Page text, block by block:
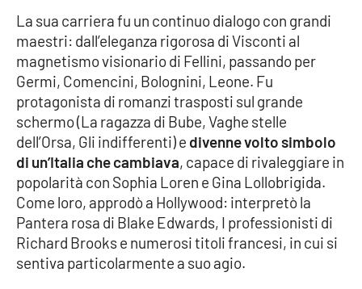
Le perfidie di Antonella Grippo
Venti di comunicazione
STREAMING
LaC TV
LaC Network
LaC OnAir
La sua carriera fu un continuo dialogo con grandi
maestri: dall’eleganza rigorosa di Visconti al
magnetismo visionario di Fellini, passando per
Germi, Comencini, Bolognini, Leone. Fu
protagonista di romanzi trasposti sul grande
schermo (La ragazza di Bube, Vaghe stelle
dell’Orsa, Gli indifferenti) e divenne volto simbolo
di un’Italia che cambiava, capace di rivaleggiare in
popolarità con Sophia Loren e Gina Lollobrigida.
Come loro, approdò a Hollywood: interpretò la
Pantera rosa di Blake Edwards, I professionisti di
Richard Brooks e numerosi titoli francesi, in cui si
sentiva particolarmente a suo agio.